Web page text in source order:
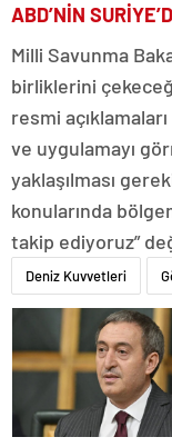
ABD’NİN
Milli Savunma
birliklerini
resmi
ve uygulamayı
yaklaşılması
konularında
takip ediyoruz”
Deniz Kuvvetleri